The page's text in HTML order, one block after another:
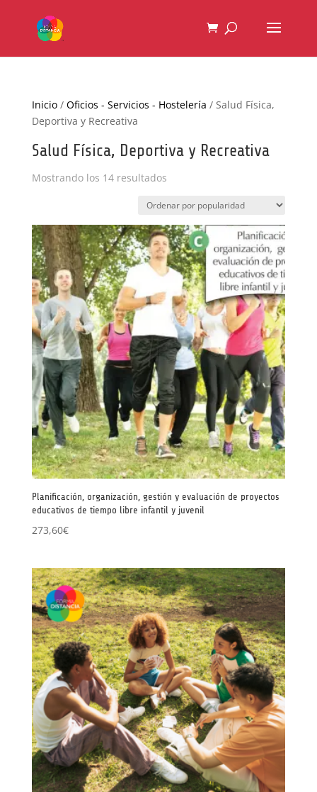
Inicio/ Oficios - Servicios - Hostelería / Salud Física,
Deportiva y Recreativa
Salud Física, Deportiva y Recreativa
Mostrando los 14 resultadosOrdenado
popularidad
Planificación, organización, gestión y evaluación de proyectos
educativos de tiempo libre infantil y juvenil
273,60€